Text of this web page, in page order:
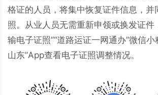
格证的人员，将集中恢复证件信息，并
照。从业人员无需重新申领或换发证件
输电子证照”“道路运证一网通办”微信
山东”App查看电子证照调整情况。